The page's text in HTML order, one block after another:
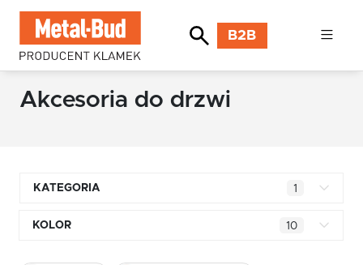
B2B
Akcesoria do drzwi
KATEGORIA 1
Klamki kwadratowe
KOLOR 10